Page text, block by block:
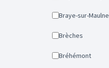
Braye-sur-Maulne
Brèches
Bréhémont